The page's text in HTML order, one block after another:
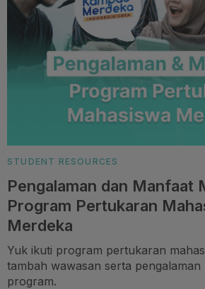
STUDENT RESOURCES
Pengalaman dan Manfaat
Program Pertukaran
Merdeka
Yuk ikuti program pertukaran
tambah wawasan serta pengalaman
program.